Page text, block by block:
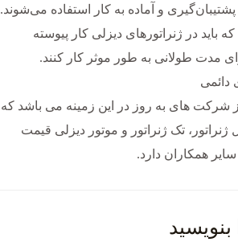
و آماده به کار استفاده می‌شوند.
باید در ژنراتورهای دیزلی کار پیوسته
مدت طولانی به طور موثر کار کنند.
دائمی
شرکت های به روز در این زمینه می باشد که
ژنراتور، تک ژنراتور و موتور دیزلی قیمت
همکاران دارد.
بنویسید